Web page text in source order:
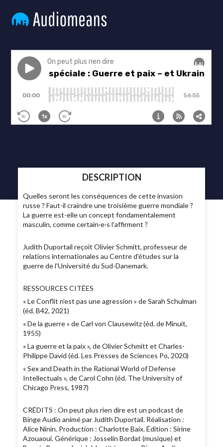
DESCRIPTION
Quelles seront les conséquences de cette invasion
russe ? Faut-il craindre une troisième guerre mondiale ?
La guerre est-elle un concept fondamentalement
masculin, comme certain·e·s l’affirment ?
Judith Duportail reçoit Olivier Schmitt, professeur de
relations internationales au Centre d'études sur la
guerre de l'Université du Sud-Danemark.
RESSOURCES CITÉES
« Le Conflit n’est pas une agression » de Sarah Schulman
(éd. B42, 2021)
« De la guerre » de Carl von Clausewitz (éd. de Minuit,
1955)
« La guerre et la paix », de Olivier Schmitt et Charles-
Philippe David (éd. Les Presses de Sciences Po, 2020)
« Sex and Death in the Rational World of Defense
Intellectuals », de Carol Cohn (éd. The University of
Chicago Press, 1987)
CRÉDITS : On peut plus rien dire est un podcast de
Binge Audio animé par Judith Duportail. Réalisation :
Alice Ninin. Production : Charlotte Baix. Édition : Sirine
Azouaoui. Générique : Josselin Bordat (musique) et